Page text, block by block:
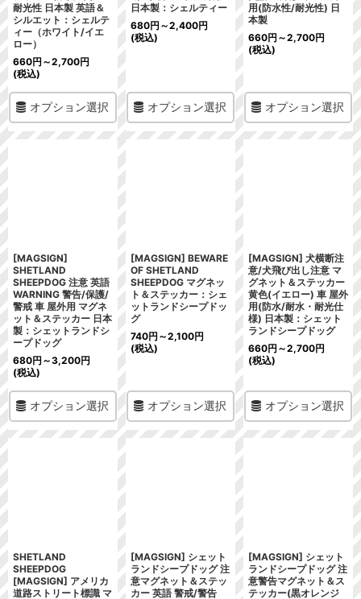
耐光性 日本製 英語＆
シルエット：シェルテ
ィー（ホワイト/イエ
ロー）
660円 ～2,700円
(税込)
オプション選択
日本製：シェルティー
680円 ～2,400円
(税込)
オプション選択
用(防水性/耐光性) 日
本製
660円 ～2,700円
(税込)
オプション選択
[MAGSIGN]
SHETLAND
SHEEPDOG 注意 英語
WARNING 警告/保護/
警戒 車 屋外用 マグネ
ット＆ステッカー 日本
製：シェットランドシ
ープドッグ
680円 ～3,200円
(税込)
オプション選択
[MAGSIGN] BEWARE
OF SHETLAND
SHEEPDOG マグネッ
ト＆ステッカー：シェ
ットランドシープドッ
グ
740円 ～2,100円
(税込)
オプション選択
[MAGSIGN] 犬横断注
意/犬飛び出し注意 マ
グネット＆ステッカー
黄色(イエロー) 車 屋外
用(防水/耐水・耐光仕
様) 日本製：シェット
ランドシープドッグ
660円 ～2,700円
(税込)
オプション選択
SHETLAND
SHEEPDOG
[MAGSIGN] アメリカ
道路ストリート標識 マ
[MAGSIGN] シェット
ランドシープドッグ 注
意マグネット＆ステッ
カー 英語 警戒/警告
[MAGSIGN] シェット
ランドシープドッグ 注
意警告マグネット＆ス
テッカー(黒オレンジ